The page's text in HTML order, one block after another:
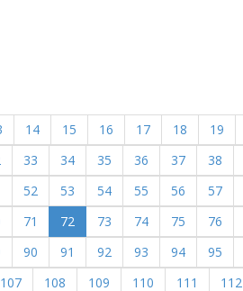
14 15 16 17 18 19
33 34 35 36 37 38
52 53 54 55 56 57
71 72 73 74 75 76
90 91 92 93 94 95
107 108 109 110 111 112